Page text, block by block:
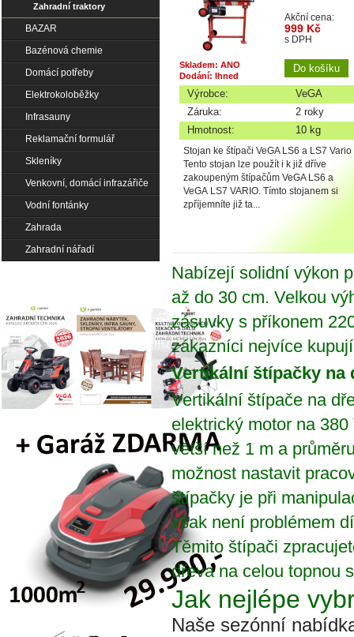
Zahradní traktory
BAZAR
Bazénová chemie
Domácí potřeby
Elektrokoloběžky
Infrasauny
Reklamační formulář
Skleníky
Venkovní, domácí infrazářiče
Vodní fontánky
Zahrada
Zahradní nářadí
Akční cena:
999 Kč
s DPH
Skladem: ANO
Dodání: Ihned
Výrobce:
VeGA
Záruka:
2 roky
Hmotnost:
10 kg
Stojan ke štípači VeGA LS6 a LS7 Vario
Tento stojan lze použít i k již dříve
zakoupeným štípačům VeGA LS6 a
VeGA LS7 VARIO. Tímto stojanem si
zpříjemníte již ta...
Nabízejí solidní výkon
až do 30 cm. Velkou
zásuvky s příkonem
zákazníci nejvíce
Vertikální štípačky na
Vertikální štípače na
elektrický motor na
větší než 1 m a
možnost nastavit
štípačky je při
však není problémem
Těmito štípači
dřeva na celou topnou
Jak nejlépe
Naše sezónní